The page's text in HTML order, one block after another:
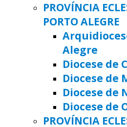
PROVÍNCIA
PORTO ALEGRE
Alegre
Diocese de
Diocese de
Diocese de
Diocese de
PROVÍNCIA